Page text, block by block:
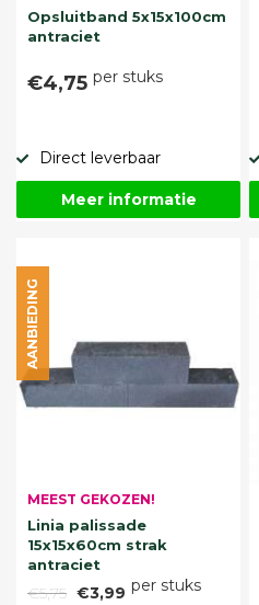
Opsluitband 5x15x100cm
antraciet
€4,75 per stuks
Direct leverbaar
Meer informatie
MEEST GEKOZEN!
Linia palissade
15x15x60cm strak
antraciet
€5,75 €3,99 per stuks
AANBIEDING